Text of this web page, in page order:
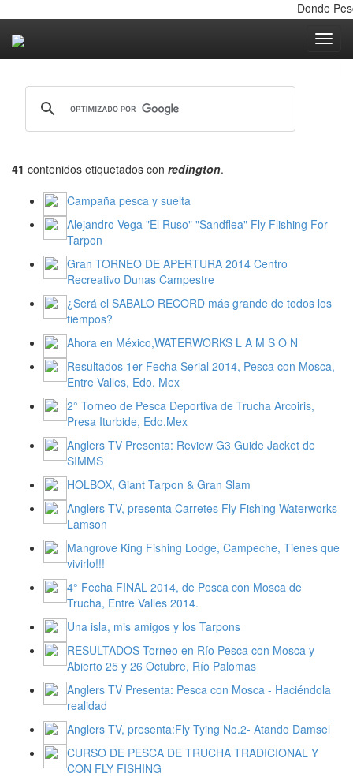
Donde
41 contenidos etiquetados con redington.
Campaña pesca y suelta
Alejandro Vega "El Ruso" "Sandflea" Fly Flishing For
Tarpon
Gran TORNEO DE APERTURA 2014 Centro
Recreativo Dunas Campestre
¿Será el SABALO RECORD más grande de todos los
tiempos?
Ahora en México,WATERWORKS L A M S O N
Resultados 1er Fecha Serial 2014, Pesca con Mosca,
Entre Valles, Edo. Mex
2° Torneo de Pesca Deportiva de Trucha Arcoiris,
Presa Iturbide, Edo.Mex
Anglers TV Presenta: Review G3 Guide Jacket de
SIMMS
HOLBOX, Giant Tarpon & Gran Slam
Anglers TV, presenta Carretes Fly Fishing Waterworks-
Lamson
Mangrove King Fishing Lodge, Campeche, Tienes que
vivirlo!!!
4° Fecha FINAL 2014, de Pesca con Mosca de
Trucha, Entre Valles 2014.
Una isla, mis amigos y los Tarpons
RESULTADOS Torneo en Río Pesca con Mosca y
Abierto 25 y 26 Octubre, Río Palomas
Anglers TV Presenta: Pesca con Mosca - Haciéndola
realidad
Anglers TV, presenta:Fly Tying No.2- Atando Damsel
CURSO DE PESCA DE TRUCHA TRADICIONAL Y
CON FLY FISHING